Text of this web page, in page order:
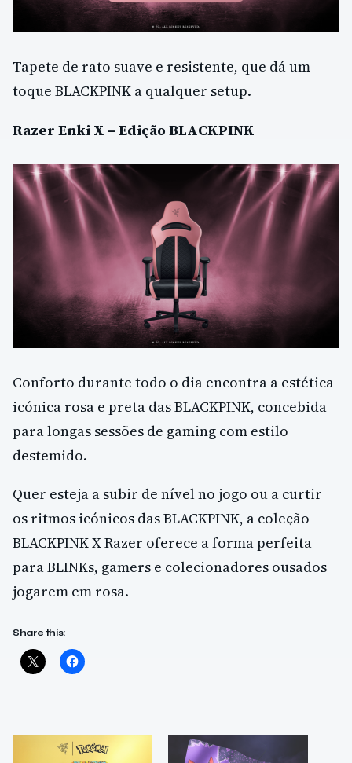
Tapete de rato suave e resistente, que dá um
toque BLACKPINK a qualquer setup.
Razer Enki X – Edição BLACKPINK
Conforto durante todo o dia encontra a estética
icónica rosa e preta das BLACKPINK, concebida
para longas sessões de gaming com estilo
destemido.
Quer esteja a subir de nível no jogo ou a curtir
os ritmos icónicos das BLACKPINK, a coleção
BLACKPINK X Razer oferece a forma perfeita
para BLINKs, gamers e colecionadores ousados
jogarem em rosa.
Share this: